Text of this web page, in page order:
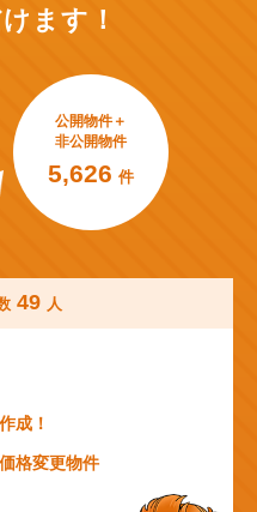
ます！
公開物件＋
非公開物件
5,626 件
49 人
成！
格変更物件